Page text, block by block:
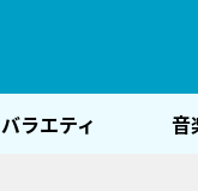
バラエティ 音